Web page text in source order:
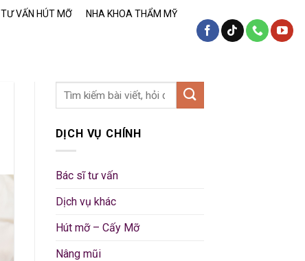
TƯ VẤN HÚT MỠ NHA KHOA THẨM MỸ
DỊCH VỤ CHÍNH
Bác sĩ tư vấn
Dịch vụ khác
Hút mỡ – Cấy Mỡ
Nâng mũi